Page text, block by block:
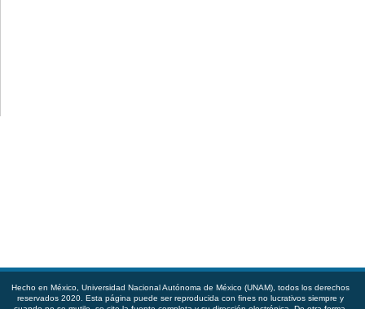
Hecho en México, Universidad Nacional Autónoma de México (UNAM), todos los derechos
reservados 2020. Esta página puede ser reproducida con fines no lucrativos siempre y